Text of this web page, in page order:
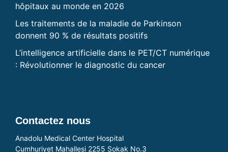
hôpitaux au monde en 2026
Les traitements de la maladie de Parkinson
donnent 90 % de résultats positifs
L’intelligence artificielle dans le PET/CT numérique
: Révolutionner le diagnostic du cancer
Contactez nous
Anadolu Medical Center Hospital
Cumhuriyet Mahallesi 2255 Sokak No.3